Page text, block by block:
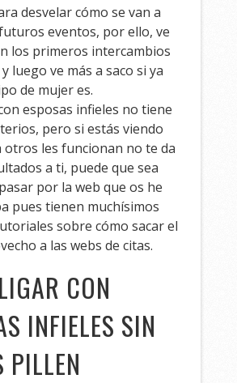
desvelar cómo se van a
eventos, por ello, ve
los primeros intercambios
luego ve más a saco si ya
de mujer es.
esposas infieles no tiene
pero si estás viendo
otros les funcionan no te da
a ti, puede que sea
por la web que os he
pues tienen muchísimos
sobre cómo sacar el
a las webs de citas.
CON
INFIELES SIN
PILLEN